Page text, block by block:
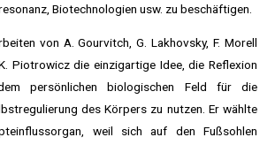
Biotechnologien usw. zu beschäftigen.
von A. Gourvitch, G. Lakhovsky, F. Morell
Piotrowicz die einzigartige Idee, die Reflexion
persönlichen biologischen Feld für die
des Körpers zu nutzen. Er wählte
weil sich auf den Fußsohlen